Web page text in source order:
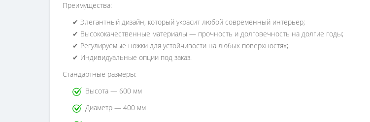
Преимущества:
✔ Элегантный дизайн, который украсит любой современный интерьер;
✔ Высококачественные материалы — прочность и долговечность на долгие годы;
✔ Регулируемые ножки для устойчивости на любых поверхностях;
✔ Индивидуальные опции под заказ.
Стандартные размеры:
Высота — 600 мм
Диаметр — 400 мм